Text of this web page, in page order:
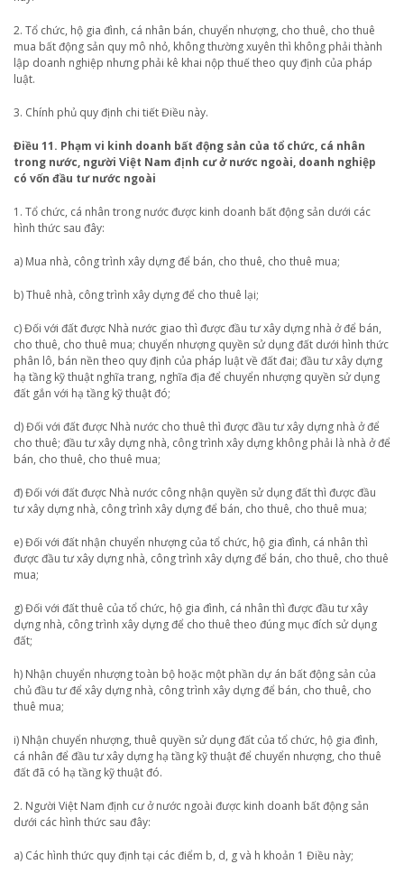
2. Tổ chức, hộ gia đình, cá nhân bán, chuyển nhượng, cho thuê, cho thuê
mua bất động sản quy mô nhỏ, không thường xuyên thì không phải thành
lập doanh nghiệp nhưng phải kê khai nộp thuế theo quy định của pháp
luật.
3. Chính phủ quy định chi tiết Điều này.
Điều 11. Phạm vi kinh doanh bất động sản của tổ chức, cá nhân
trong nước, người Việt Nam định cư ở nước ngoài, doanh nghiệp
có vốn đầu tư nước ngoài
1. Tổ chức, cá nhân trong nước được kinh doanh bất động sản dưới các
hình thức sau đây:
a) Mua nhà, công trình xây dựng để bán, cho thuê, cho thuê mua;
b) Thuê nhà, công trình xây dựng để cho thuê lại;
c) Đối với đất được Nhà nước giao thì được đầu tư xây dựng nhà ở để bán,
cho thuê, cho thuê mua; chuyển nhượng quyền sử dụng đất dưới hình thức
phân lô, bán nền theo quy định của pháp luật về đất đai; đầu tư xây dựng
hạ tầng kỹ thuật nghĩa trang, nghĩa địa để chuyển nhượng quyền sử dụng
đất gắn với hạ tầng kỹ thuật đó;
d) Đối với đất được Nhà nước cho thuê thì được đầu tư xây dựng nhà ở để
cho thuê; đầu tư xây dựng nhà, công trình xây dựng không phải là nhà ở để
bán, cho thuê, cho thuê mua;
đ) Đối với đất được Nhà nước công nhận quyền sử dụng đất thì được đầu
tư xây dựng nhà, công trình xây dựng để bán, cho thuê, cho thuê mua;
e) Đối với đất nhận chuyển nhượng của tổ chức, hộ gia đình, cá nhân thì
được đầu tư xây dựng nhà, công trình xây dựng để bán, cho thuê, cho thuê
mua;
g) Đối với đất thuê của tổ chức, hộ gia đình, cá nhân thì được đầu tư xây
dựng nhà, công trình xây dựng để cho thuê theo đúng mục đích sử dụng
đất;
h) Nhận chuyển nhượng toàn bộ hoặc một phần dự án bất động sản của
chủ đầu tư để xây dựng nhà, công trình xây dựng để bán, cho thuê, cho
thuê mua;
i) Nhận chuyển nhượng, thuê quyền sử dụng đất của tổ chức, hộ gia đình,
cá nhân để đầu tư xây dựng hạ tầng kỹ thuật để chuyển nhượng, cho thuê
đất đã có hạ tầng kỹ thuật đó.
2. Người Việt Nam định cư ở nước ngoài được kinh doanh bất động sản
dưới các hình thức sau đây:
a) Các hình thức quy định tại các điểm b, d, g và h khoản 1 Điều này;